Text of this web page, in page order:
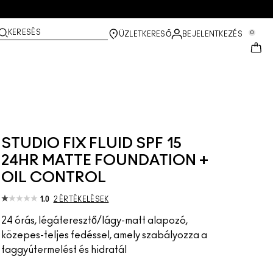
KERESÉS ÜZLETKERESŐ BEJELENTKEZÉS 0
STUDIO FIX FLUID SPF 15
24HR MATTE FOUNDATION +
OIL CONTROL
1.0 2 ÉRTÉKELÉSEK
24 órás, légáteresztő/lágy-matt alapozó,
közepes-teljes fedéssel, amely szabályozza a
faggyútermelést és hidratál